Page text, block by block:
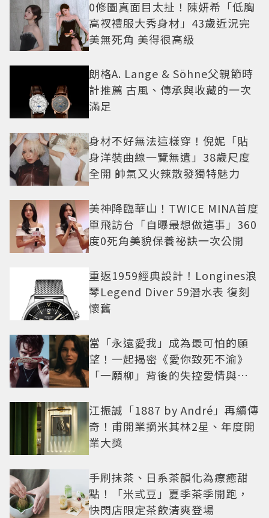
0修圖真面目太扯！陳妍希「低胸
高衩禮服大秀身材」43歲近況完
美無死角 美得很高級
朗格A. Lange & Söhne父親節時
計推薦 古風、傳承與收藏的一次
滿足
身材不好無法這樣穿！倪妮「貼
身洋裝曲線一覽無遺」38歲尺度
全開 帥氣又火辣散發獨特魅力
美神降臨華山！TWICE MINA首度
單飛訪台「自曝最想做這事」360
度0死角美貌保養祕訣一次公開
重返1959經典設計！Longines浪
琴Legend Diver 59潛水表 復刻
懷舊
當「永遠愛我」成為最可怕的願
望！一起揭密《愛你致死不渝》
「一願柳」背後的失控愛情與爆
江振誠「1887 by André」再續傳
奇！甫開業摘米其林2星、年度開
業大獎
手刷抹茶、日系茶韻化為療癒甜
點！「米弎豆」夏季茶季開跑，
快閃店限定茶飲清爽登場